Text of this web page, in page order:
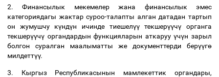
2. Финансылык мекемелер жана финансылык эмес
категориядагы жактар суроо-талапты алган датадан тартып
он жумушчу күндүн ичинде тиешелүүтекшерүүчү органга
текшерүүчү органдардын функцияларын аткарууүчүн зарыл
болгон суралган маалыматты же документтерди берүүгө
милдеттүү.
3. Кыргыз Республикасынын мамлекеттик органдары,